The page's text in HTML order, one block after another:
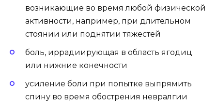
возникающие во время любой физической
активности, например, при длительном
стоянии или поднятии тяжестей
боль, иррадиирующая в область ягодиц
или нижние конечности
усиление боли при попытке выпрямить
спину во время обострения невралгии